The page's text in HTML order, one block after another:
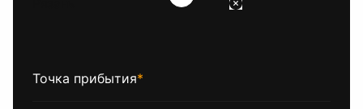
Точка прибытия*